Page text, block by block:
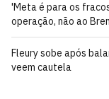
'Meta é para os
operação, não ao
Fleury sobe após
veem cautela